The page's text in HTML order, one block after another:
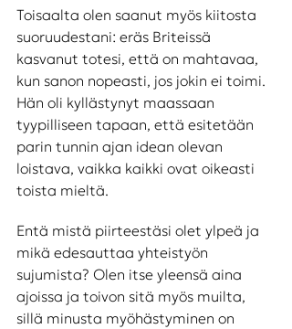
Toisaalta olen saanut myös kiitosta
suoruudestani: eräs Briteissä
kasvanut totesi, että on mahtavaa,
kun sanon nopeasti, jos jokin ei toimi.
Hän oli kyllästynyt maassaan
tyypilliseen tapaan, että esitetään
parin tunnin ajan idean olevan
loistava, vaikka kaikki ovat oikeasti
toista mieltä.
Entä mistä piirteestäsi olet ylpeä ja
mikä edesauttaa yhteistyön
sujumista? Olen itse yleensä aina
ajoissa ja toivon sitä myös muilta,
sillä minusta myöhästyminen on